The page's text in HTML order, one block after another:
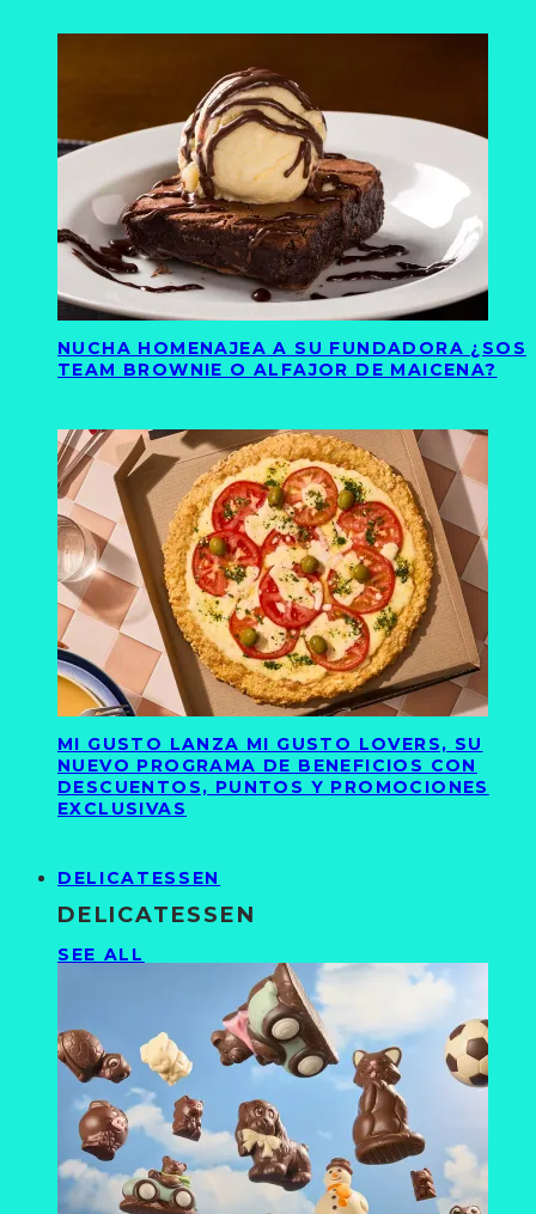
NUCHA HOMENAJEA A SU FUNDADORA ¿SOS
TEAM BROWNIE O ALFAJOR DE MAICENA?
MI GUSTO LANZA MI GUSTO LOVERS, SU
NUEVO PROGRAMA DE BENEFICIOS CON
DESCUENTOS, PUNTOS Y PROMOCIONES
EXCLUSIVAS
DELICATESSEN
DELICATESSEN
SEE ALL